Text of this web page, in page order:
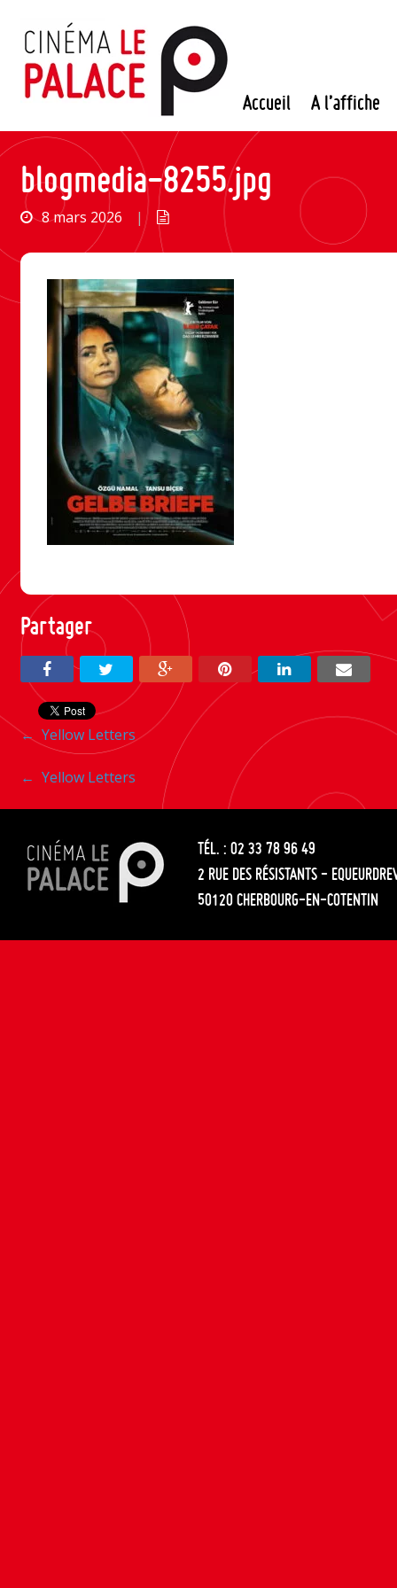
contenu
Accueil A l’affiche
blogmedia-8255.jpg
8 mars 2026 |
Partager
Navigation
entre
les
articles
← Yellow Letters
Navigation
entre
les
articles
← Yellow Letters
TÉL. : 02 33 78 96 49
2 RUE DES RÉSISTANTS -
50120 CHERBOURG-EN-COTENTIN